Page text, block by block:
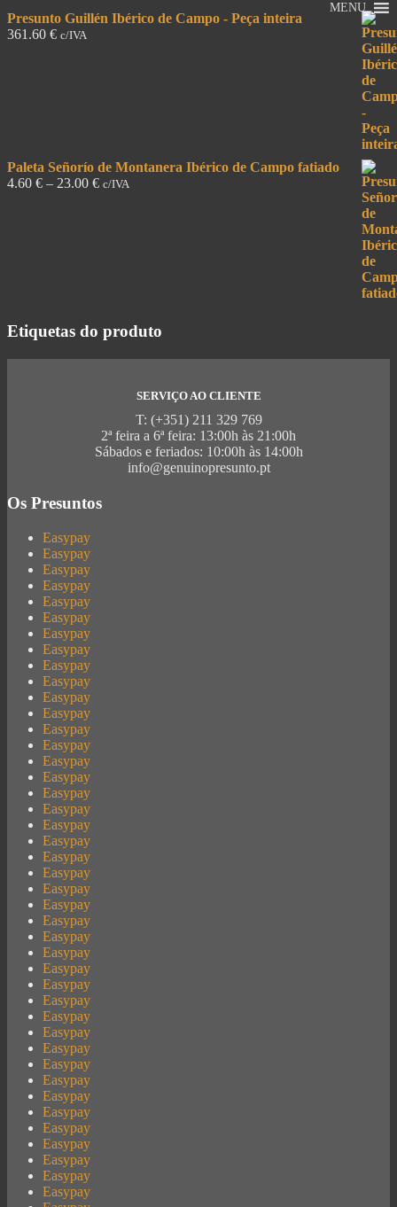
MENU
Presunto Guillén Ibérico de Campo - Peça inteira
361.60 € c/IVA
Paleta Señorío de Montanera Ibérico de Campo fatiado
4.60 € – 23.00 € c/IVA
Etiquetas do produto
SERVIÇO AO CLIENTE
T: (+351) 211 329 769
2ª feira a 6ª feira: 13:00h às 21:00h
Sábados e feriados: 10:00h às 14:00h
info@genuinopresunto.pt
Os Presuntos
Easypay
Easypay
Easypay
Easypay
Easypay
Easypay
Easypay
Easypay
Easypay
Easypay
Easypay
Easypay
Easypay
Easypay
Easypay
Easypay
Easypay
Easypay
Easypay
Easypay
Easypay
Easypay
Easypay
Easypay
Easypay
Easypay
Easypay
Easypay
Easypay
Easypay
Easypay
Easypay
Easypay
Easypay
Easypay
Easypay
Easypay
Easypay
Easypay
Easypay
Easypay
Easypay